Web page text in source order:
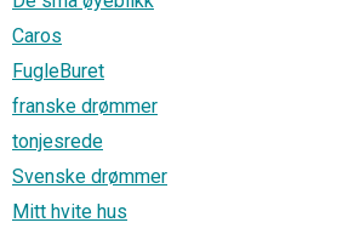
Caros
FugleBuret
franske drømmer
tonjesrede
Svenske drømmer
Mitt hvite hus